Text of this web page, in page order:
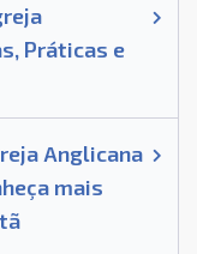
Práticas e
Anglicana
mais